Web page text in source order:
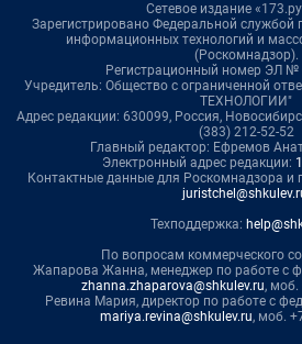
Сетевое издание
Зарегистрировано Федеральной службой
информационных технологий и
(Роскомнадзор).
Регистрационный номер ЭЛ №
Учредитель: Общество с ограниченной
ТЕХНОЛОГИИ"
Адрес редакции: 630099, Россия,
(383) 212-52-52
Главный редактор: Ефремов
Электронный адрес редакции:
Контактные данные для Роскомнадзора и
Техподдержка:
По вопросам коммерческого
Жапарова Жанна, менеджер по работе с
zhanna.zhaparova@shkulev.ru, моб.
Ревина Мария, директор по работе с
mariya.revina@shkulev.ru, моб.